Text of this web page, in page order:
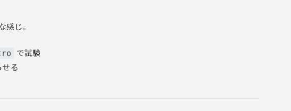
感じ。
で試験
る